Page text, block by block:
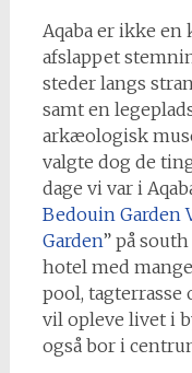
Aqaba er ikke en
afslappet
steder langs
samt en
arkæologisk
valgte dog de
dage vi var i
Bedouin Garden
Garden” på
hotel med
pool, tagterrasse
vil opleve livet i
også bor i